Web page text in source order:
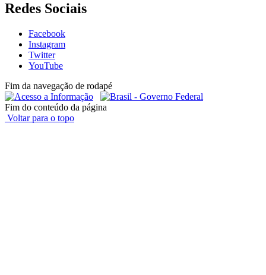
Redes Sociais
Facebook
Instagram
Twitter
YouTube
Fim da navegação de rodapé
Fim do conteúdo da página
Voltar para o topo